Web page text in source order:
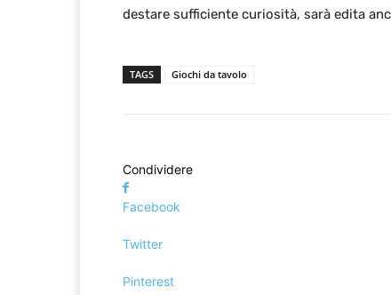
destare sufficiente curiosità, sarà edita
TAGS Giochi da tavolo
Condividere
Facebook
Twitter
Pinterest